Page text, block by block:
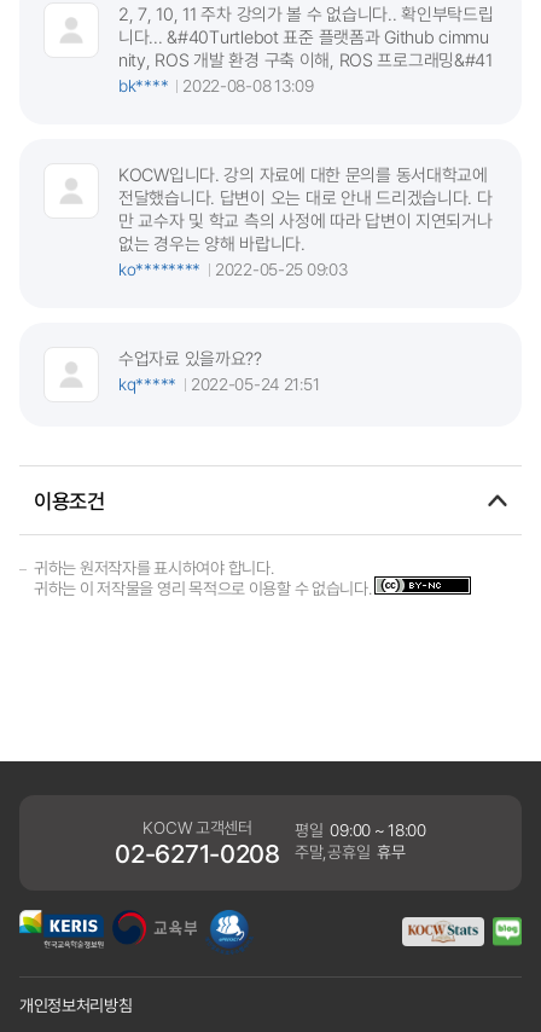
2, 7, 10, 11 주차 강의가 볼 수 없습니다.. 확인부탁드립
니다... &#40Turtlebot 표준 플랫폼과 Github cimmu
nity, ROS 개발 환경 구축 이해, ROS 프로그래밍&#41
bk****
2022-08-08 13:09
KOCW입니다. 강의 자료에 대한 문의를 동서대학교에
전달했습니다. 답변이 오는 대로 안내 드리겠습니다. 다
만 교수자 및 학교 측의 사정에 따라 답변이 지연되거나
없는 경우는 양해 바랍니다.
ko********
2022-05-25 09:03
수업자료 있을까요??
kq*****
2022-05-24 21:51
이용조건
귀하는 원저작자를 표시하여야 합니다.
귀하는 이 저작물을 영리 목적으로 이용할 수 없습니다.
KOCW 고객센터
02-6271-0208
평일 09:00 ~ 18:00
주말,공휴일 휴무
개인정보처리방침